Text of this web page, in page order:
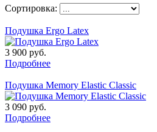
Сортировка:
Подушка Ergo Latex
3 900 руб.
Подробнее
Подушка Memory Elastic Classic
3 090 руб.
Подробнее